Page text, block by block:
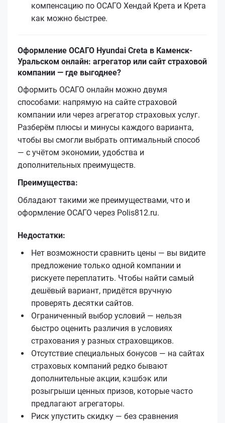
компенсацию по ОСАГО Хендай Кретa и Кретa
как можно быстрее.
Оформление ОСАГО Hyundai Creta в Каменск-
Уральском онлайн: агрегатор или сайт страховой
компании — где выгоднее?
Оформить ОСАГО онлайн можно двумя
способами: напрямую на сайте страховой
компании или через агрегатор страховых услуг.
Разберём плюсы и минусы каждого варианта,
чтобы вы смогли выбрать оптимальный способ
— с учётом экономии, удобства и
дополнительных преимуществ.
Преимущества:
Обладают такими же преимуществами, что и
оформление ОСАГО через Polis812.ru.
Недостатки:
Нет возможности сравнить цены — вы видите
предложение только одной компании и
рискуете переплатить. Чтобы найти самый
дешёвый вариант, придётся вручную
проверять десятки сайтов.
Ограниченный выбор условий — нельзя
быстро оценить различия в условиях
страхования у разных страховщиков.
Отсутствие специальных бонусов — на сайтах
страховых компаний редко бывают
дополнительные акции, кэшбэк или
розыгрыши ценных призов, которые часто
предлагают агрегаторы.
Риск упустить скидку — без сравнения